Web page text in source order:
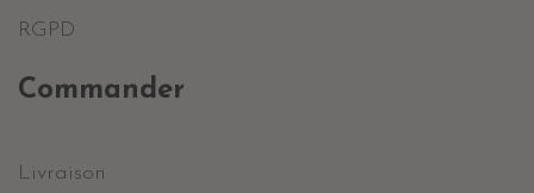
RGPD
Commander
Livraison